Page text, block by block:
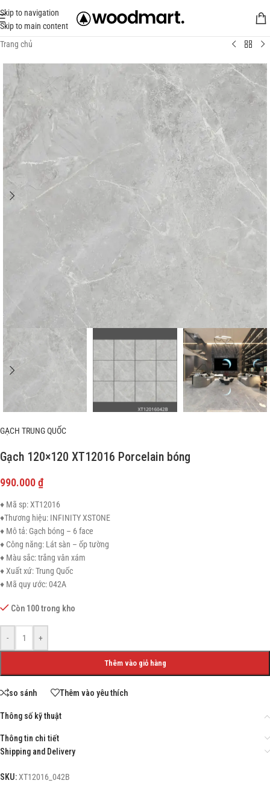
Skip to navigation
Skip to main content
Trang chủ
GẠCH TRUNG QUỐC
Gạch 120×120 XT12016 Porcelain bóng
990.000₫
♦ Mã sp: XT12016
♦Thương hiệu: INFINITY XSTONE
♦ Mô tả: Gạch bóng – 6 face
♦ Công năng: Lát sàn – ốp tường
♦ Màu sắc: trắng vân xám
♦ Xuất xứ: Trung Quốc
♦ Mã quy ước: 042A
Còn 100 trong kho
- +
Thêm vào giỏ hàng
so sánh Thêm vào yêu thích
Thông số kỹ thuật
Thông tin chi tiết
Shipping and Delivery
SKU:XT12016_042B